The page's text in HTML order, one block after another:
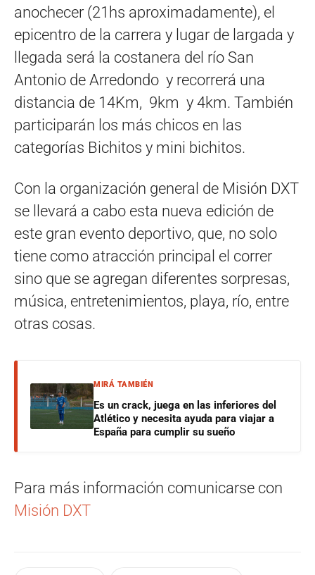
anochecer (21hs aproximadamente), el
epicentro de la carrera y lugar de largada y
llegada será la costanera del río San
Antonio de Arredondo y recorrerá una
distancia de 14Km, 9km y 4km. También
participarán los más chicos en las
categorías Bichitos y mini bichitos.
Con la organización general de Misión DXT
se llevará a cabo esta nueva edición de
este gran evento deportivo, que, no solo
tiene como atracción principal el correr
sino que se agregan diferentes sorpresas,
música, entretenimientos, playa, río, entre
otras cosas.
MIRÁ TAMBIÉN
Es un crack, juega en las inferiores del
Atlético y necesita ayuda para viajar a
España para cumplir su sueño
Para más información comunicarse con
Misión DXT